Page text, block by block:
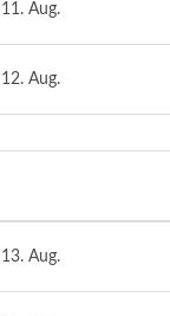
11. Aug.
12. Aug.
13. Aug.